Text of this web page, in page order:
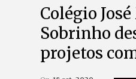
Colégio
Sobrinho
projetos